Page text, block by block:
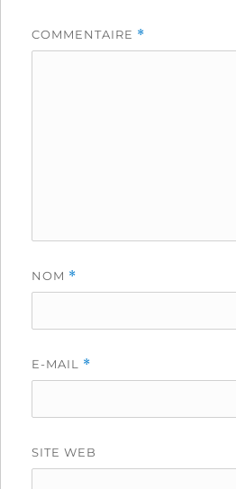
COMMENTAIRE *
NOM *
E-MAIL *
SITE WEB